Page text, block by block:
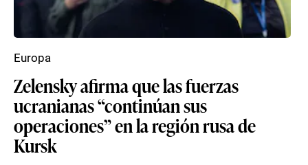
Zelensky afirma que las fuerzas
ucranianas “continúan sus
operaciones” en la región rusa de
Kursk
Europa